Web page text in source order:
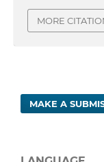
MORE
MAKE A